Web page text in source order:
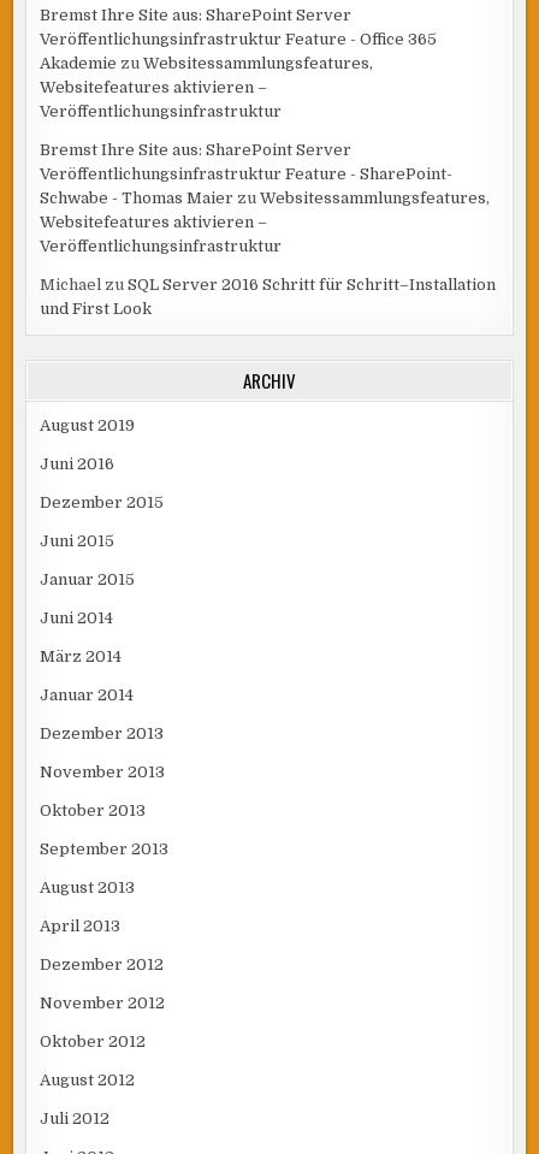
Bremst Ihre Site aus: SharePoint Server
Veröffentlichungsinfrastruktur Feature - Office 365
Akademie zuWebsitessammlungsfeatures,
Websitefeatures aktivieren –
Veröffentlichungsinfrastruktur
Bremst Ihre Site aus: SharePoint Server
Veröffentlichungsinfrastruktur Feature - SharePoint-
Schwabe - Thomas Maier zuWebsitessammlungsfeatures,
Websitefeatures aktivieren –
Veröffentlichungsinfrastruktur
Michael zuSQL Server 2016 Schritt für Schritt–Installation
und First Look
ARCHIV
August 2019
Juni 2016
Dezember 2015
Juni 2015
Januar 2015
Juni 2014
März 2014
Januar 2014
Dezember 2013
November 2013
Oktober 2013
September 2013
August 2013
April 2013
Dezember 2012
November 2012
Oktober 2012
August 2012
Juli 2012